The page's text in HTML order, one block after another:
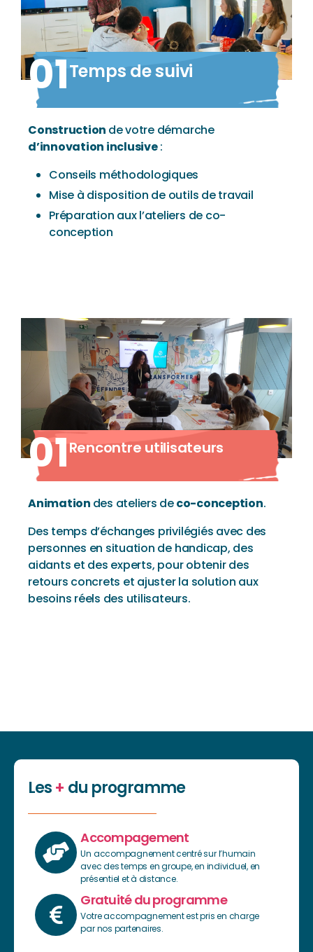
01Temps de suivi
Construction de votre démarche
d’innovation inclusive:
Conseils méthodologiques
Mise à disposition de outils de travail
Préparation aux l’ateliers de co-
conception
01Rencontre utilisateurs
Animation des ateliers deco-conception.
Des temps d’échanges privilégiés avec des
personnes en situation de handicap, des
aidants et des experts, pour obtenir des
retours concrets et ajuster la solution aux
besoins réels des utilisateurs.
Les+ du programme
Accompagement
Un accompagnement centré sur l’humain
avec des temps en groupe, en individuel, en
présentiel et à distance.
Gratuité du programme
Votre accompagnement est pris en charge
par nos partenaires.